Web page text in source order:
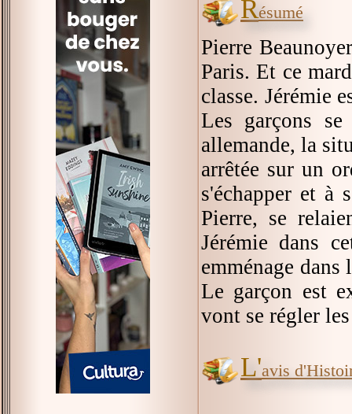
Résumé
Pierre
Paris. Et ce
classe. Jérémie
Les garçons
allemande, la
arrêtée sur un
s'échapper et à
Pierre, se
Jérémie dans
emménage
Le garçon est
vont se régler
L'avis